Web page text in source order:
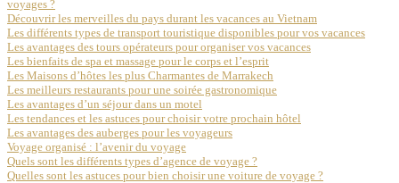
voyages ?
Découvrir les merveilles du pays durant les vacances au Vietnam
Les différents types de transport touristique disponibles pour vos vacances
Les avantages des tours opérateurs pour organiser vos vacances
Les bienfaits de spa et massage pour le corps et l’esprit
Les Maisons d’hôtes les plus Charmantes de Marrakech
Les meilleurs restaurants pour une soirée gastronomique
Les avantages d’un séjour dans un motel
Les tendances et les astuces pour choisir votre prochain hôtel
Les avantages des auberges pour les voyageurs
Voyage organisé : l’avenir du voyage
Quels sont les différents types d’agence de voyage ?
Quelles sont les astuces pour bien choisir une voiture de voyage ?